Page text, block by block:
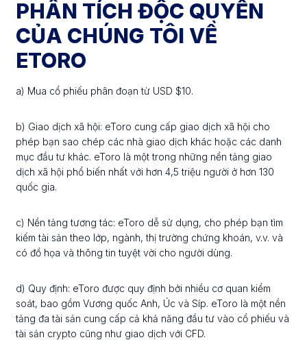
PHÂN TÍCH ĐỘC QUYỀN
CỦA CHÚNG TÔI VỀ
ETORO
a) Mua cổ phiếu phân đoạn từ USD $10.
b) Giao dịch xã hội: eToro cung cấp giao dịch xã hội cho
phép bạn sao chép các nhà giao dịch khác hoặc các danh
mục đầu tư khác. eToro là một trong những nền tảng giao
dịch xã hội phổ biến nhất với hơn 4,5 triệu người ở hơn 130
quốc gia.
c) Nền tảng tương tác: eToro dễ sử dụng, cho phép bạn tìm
kiếm tài sản theo lớp, ngành, thị trường chứng khoán, v.v. và
có đồ họa và thông tin tuyệt vời cho người dùng.
d) Quy định: eToro được quy định bởi nhiều cơ quan kiểm
soát, bao gồm Vương quốc Anh, Úc và Síp. eToro là một nền
tảng đa tài sản cung cấp cả khả năng đầu tư vào cổ phiếu và
tài sản crypto cũng như giao dịch với CFD.